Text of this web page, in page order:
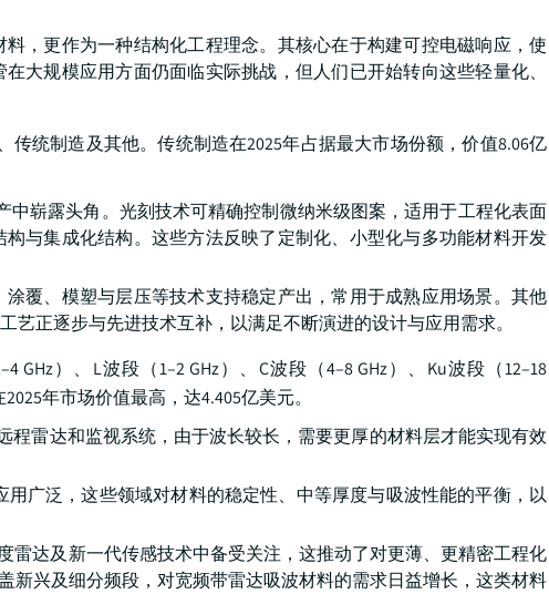
，更作为一种结构化工程理念。其核心在于构建可控电磁响应，使
大规模应用方面仍面临实际挑战，但人们已开始转向这些轻量化、
统制造及其他。传统制造在2025年占据最大市场份额，价值8.06亿
崭露头角。光刻技术可精确控制微纳米级图案，适用于工程化表面
与集成化结构。这些方法反映了定制化、小型化与多功能材料开发
覆、模塑与层压等技术支持稳定产出，常用于成熟应用场景。其他
正逐步与先进技术互补，以满足不断演进的设计与应用需求。
）、L波段（1–2 GHz）、C波段（4–8 GHz）、Ku波段（12–18
年市场价值最高，达4.405亿美元。
程雷达和监视系统，由于波长较长，需要更厚的材料层才能实现有效
用广泛，这些领域对材料的稳定性、中等厚度与吸波性能的平衡，以
雷达及新一代传感技术中备受关注，这推动了对更薄、更精密工程化
兴及细分频段，对宽频带雷达吸波材料的需求日益增长，这类材料